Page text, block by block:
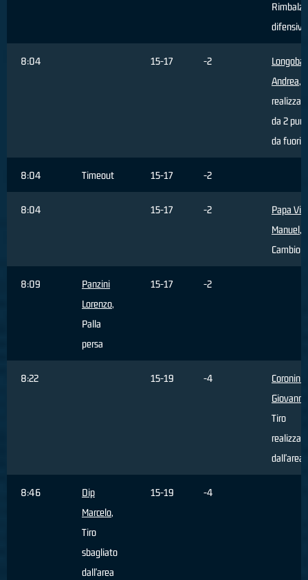
Rimbalzo
difensivo
8:04 15-17 -2
Andrea,
da 2
da fuori
8:04 Timeout 15-17 -2
8:04 15-17 -2
Papa
Manuel,
Cambio
8:09
Panzini
Lorenzo,
Palla
persa
15-17 -2
8:22 15-19 -4
Coronini
Giovanni
Tiro
dall'area
8:46
Dip
Marcelo,
Tiro
sbagliato
dall'area
15-19 -4